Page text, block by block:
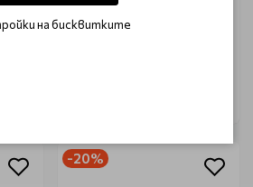
€ 49.50 (96.81 лв.)
-20%
на бисквитките